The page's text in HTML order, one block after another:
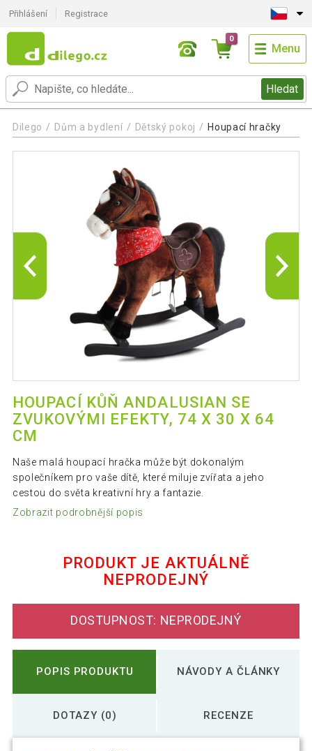
Přihlášení Registrace
Hledat
0
Menu
Dilego Dům a bydlení Dětský pokoj Houpací hračky
HOUPACÍ KŮŇ ANDALUSIAN SE
ZVUKOVÝMI EFEKTY, 74 X 30 X 64
CM
Naše malá houpací hračka může být dokonalým
společníkem pro vaše dítě, které miluje zvířata a jeho
cestou do světa kreativní hry a fantazie.
Zobrazit podrobnější popis
PRODUKT JE AKTUÁLNĚ
NEPRODEJNÝ
DOSTUPNOST: NEPRODEJNÝ
POPIS PRODUKTU NÁVODY A ČLÁNKY
DOTAZY (0) RECENZE